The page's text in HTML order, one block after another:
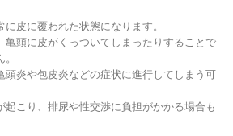
皮に覆われた状態になります。
亀頭に皮がくっついてしまったりすることで
頭炎や包皮炎などの症状に進行してしまう可
起こり、排尿や性交渉に負担がかかる場合も